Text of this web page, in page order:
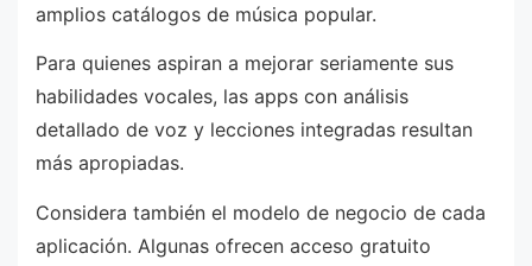
amplios catálogos de música popular.
Para quienes aspiran a mejorar seriamente sus
habilidades vocales, las apps con análisis
detallado de voz y lecciones integradas resultan
más apropiadas.
Considera también el modelo de negocio de cada
aplicación. Algunas ofrecen acceso gratuito